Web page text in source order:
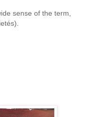
sense of the term,